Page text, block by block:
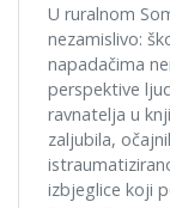
U ruralnom
nezamislivo:
napadačima
perspektive
ravnatelja u
zaljubila,
izbjeglice koji